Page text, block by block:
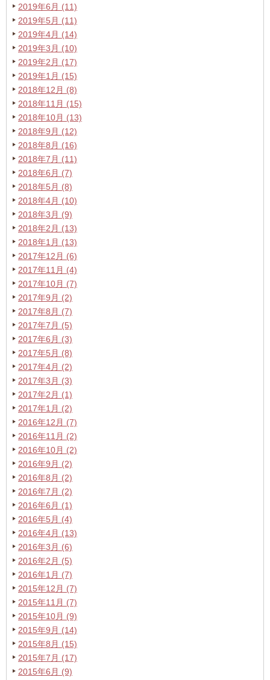
2019年6月 (11)
2019年5月 (11)
2019年4月 (14)
2019年3月 (10)
2019年2月 (17)
2019年1月 (15)
2018年12月 (8)
2018年11月 (15)
2018年10月 (13)
2018年9月 (12)
2018年8月 (16)
2018年7月 (11)
2018年6月 (7)
2018年5月 (8)
2018年4月 (10)
2018年3月 (9)
2018年2月 (13)
2018年1月 (13)
2017年12月 (6)
2017年11月 (4)
2017年10月 (7)
2017年9月 (2)
2017年8月 (7)
2017年7月 (5)
2017年6月 (3)
2017年5月 (8)
2017年4月 (2)
2017年3月 (3)
2017年2月 (1)
2017年1月 (2)
2016年12月 (7)
2016年11月 (2)
2016年10月 (2)
2016年9月 (2)
2016年8月 (2)
2016年7月 (2)
2016年6月 (1)
2016年5月 (4)
2016年4月 (13)
2016年3月 (6)
2016年2月 (5)
2016年1月 (7)
2015年12月 (7)
2015年11月 (7)
2015年10月 (9)
2015年9月 (14)
2015年8月 (15)
2015年7月 (17)
2015年6月 (9)